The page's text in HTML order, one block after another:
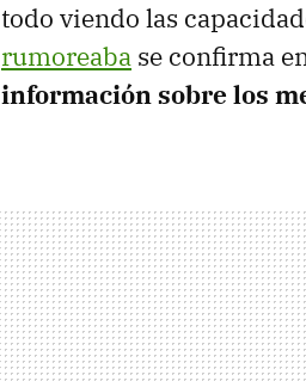
todo viendo las
rumoreaba se confirma
información sobre los